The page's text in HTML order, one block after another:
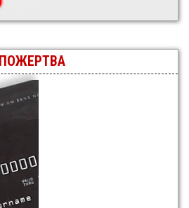
ПОЖЕРТВА